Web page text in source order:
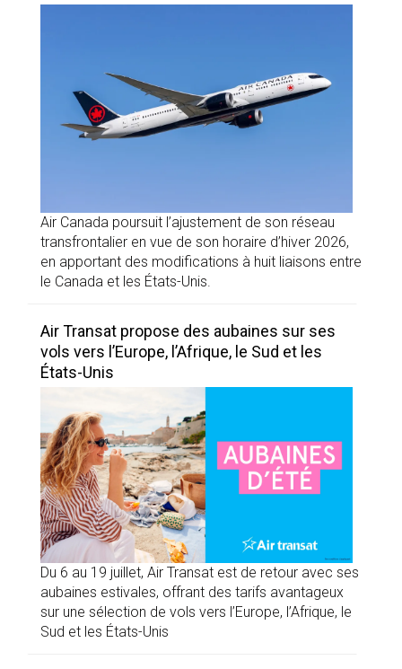
Air Canada poursuit l’ajustement de son réseau
transfrontalier en vue de son horaire d’hiver 2026,
en apportant des modifications à huit liaisons entre
le Canada et les États-Unis.
Air Transat propose des aubaines sur ses
vols vers l’Europe, l’Afrique, le Sud et les
États-Unis
Du 6 au 19 juillet, Air Transat est de retour avec ses
aubaines estivales, offrant des tarifs avantageux
sur une sélection de vols vers l’Europe, l’Afrique, le
Sud et les États-Unis